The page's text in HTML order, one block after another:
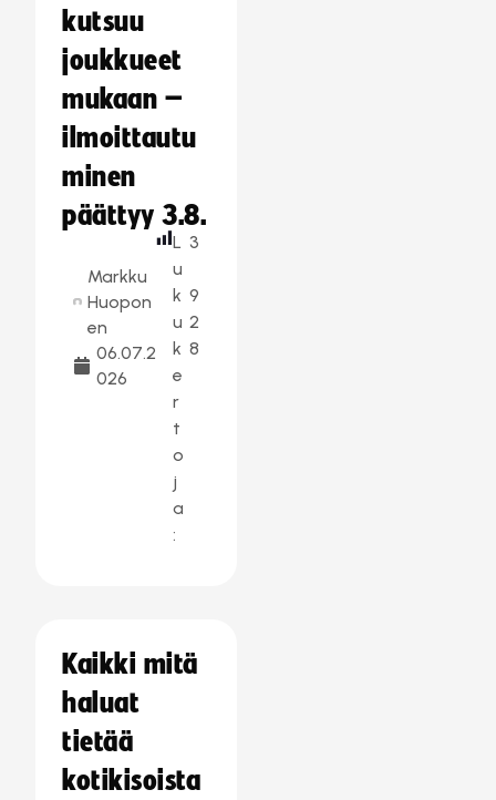
kutsuu
joukkueet
mukaan –
ilmoittautu
minen
päättyy 3.8.
Markku
Huopon
en
06.07.2
026
L
u
k
u
k
e
r
t
o
j
a
:
3
9
2
8
Kaikki mitä
haluat
tietää
kotikisoista